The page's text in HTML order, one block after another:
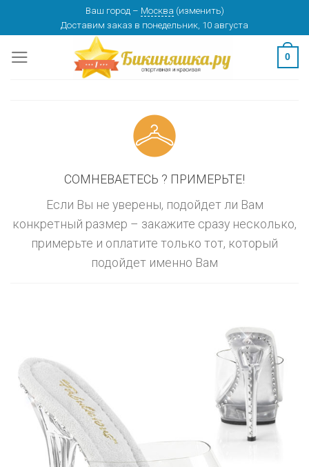
content
Ваш город – Москва (изменить)
Доставим заказ в понедельник, 10 августа
0
СОМНЕВАЕТЕСЬ ? ПРИМЕРЬТЕ!
Если Вы не уверены, подойдет ли Вам
конкретный размер – закажите сразу несколько,
примерьте и оплатите только тот, который
подойдет именно Вам
изменить